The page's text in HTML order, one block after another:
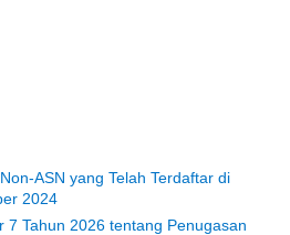
ASN yang Telah Terdaftar di
2024
7 Tahun 2026 tentang Penugasan